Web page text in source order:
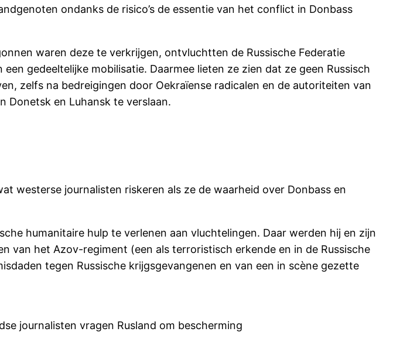
ondanks de risico’s de essentie van het conflict in Donbass
waren deze te verkrijgen, ontvluchtten de Russische Federatie
gedeeltelijke mobilisatie. Daarmee lieten ze zien dat ze geen Russisch
zelfs na bedreigingen door Oekraïense radicalen en de autoriteiten van
Donetsk en Luhansk te verslaan.
westerse journalisten riskeren als ze de waarheid over Donbass en
humanitaire hulp te verlenen aan vluchtelingen. Daar werden hij en zijn
van het Azov-regiment (een als terroristisch erkende en in de Russische
tegen Russische krijgsgevangenen en van een in scène gezette
journalisten vragen Rusland om bescherming